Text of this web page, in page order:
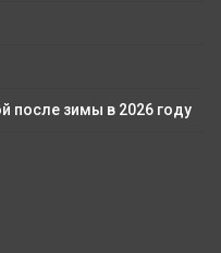
после зимы в 2026 году